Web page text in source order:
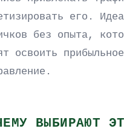
его.
без опыта,
освоить прибыльное
ВЫБИРАЮТ